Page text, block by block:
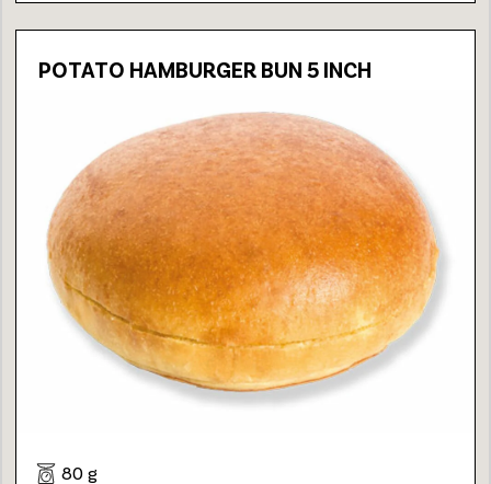
POTATO HAMBURGER BUN 5 INCH
80 g